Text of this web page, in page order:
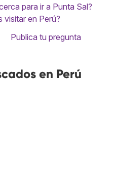
para ir a Punta Sal?
visitar en Perú?
Publica tu pregunta
en Perú